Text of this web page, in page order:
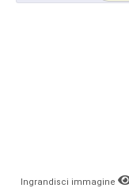
Ingrandisci immagine